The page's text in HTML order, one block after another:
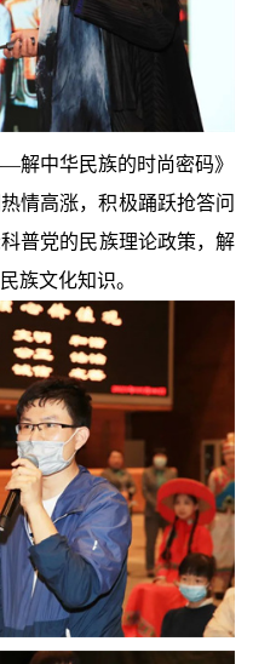
解中华民族的时尚密码》
情高涨，积极踊跃抢答问
普党的民族理论政策，解
族文化知识。